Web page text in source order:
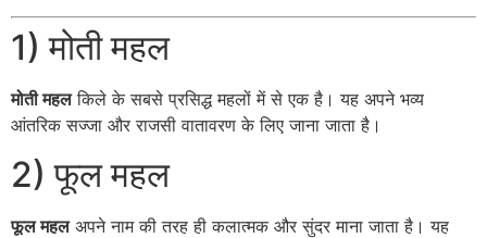
1) मोती महल
मोती महलकिले के सबसे प्रसिद्ध महलों में से एक है। यह अपने भव्य
आंतरिक सज्जा और राजसी वातावरण के लिए जाना जाता है।
2) फूल महल
फूल महलअपने नाम की तरह ही कलात्मक और सुंदर माना जाता है। यह